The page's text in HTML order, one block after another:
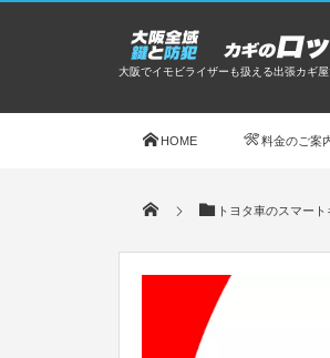
大阪でイモビライザーも扱える出張カギ
HOME 料金のご案
トヨタ車のスマー